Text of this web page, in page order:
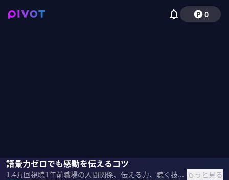
0
語彙力ゼロでも感動を伝えるコツ
1.4万回視聴1年前 職場の人間関係、伝える力、聴く技術などコミュニケーションスキルを学ぶ。文芸評論家の三宅氏から言語化するコツを学びます。 ＜ゲスト＞ 三宅香帆｜文芸評論家/京都市立芸術大学非常勤講師 1994年、徳島県生まれ。京都大学大学院人間・環境学研究科博士前期課程修了。 小説、古典文学、 エンタメなど、幅広い分野で批評や解説を手がける。 年間で365冊の本を読む。 【主な著書】 「なぜ働いていると本が読めなくなるのか』20万部突破 「好きを言語化する技術」 12万部突破 ＜目次＞ もっと見る
野田クリスタル三宅香帆国山ハセン